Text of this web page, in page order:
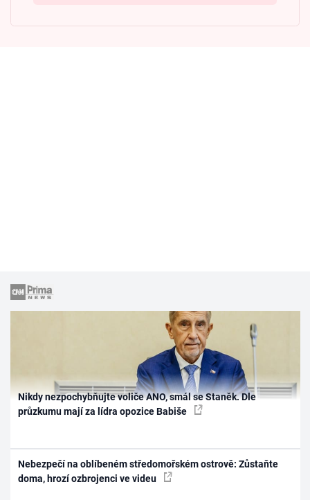
Nikdy nezpochybňujte voliče ANO, smál se Staněk. Dle
průzkumu mají za lídra opozice Babiše
Nebezpečí na oblíbeném středomořském ostrově: Zůstaňte
doma, hrozí ozbrojenci ve videu